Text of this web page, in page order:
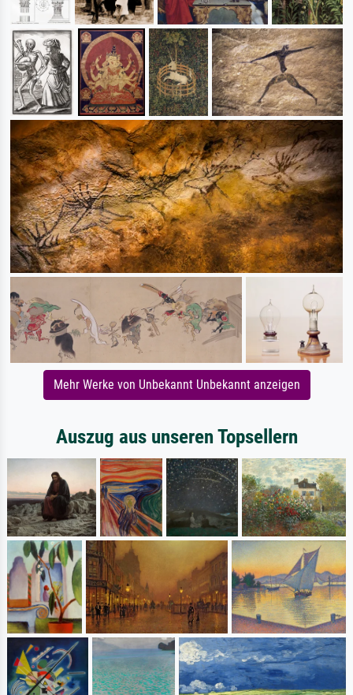
Mehr Werke von Unbekannt Unbekannt anzeigen
Auszug aus unseren Topsellern